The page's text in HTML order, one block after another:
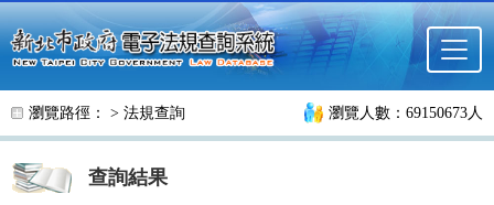
跳至主要內容
瀏覽路徑： > 法規查詢 瀏覽人數：69150673人
查詢結果